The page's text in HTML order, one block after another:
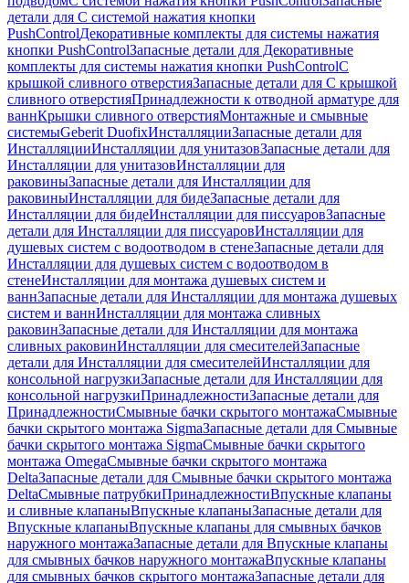
детали для С системой нажатия кнопки
PushControlДекоративные комплекты для системы нажатия
кнопки PushControlЗапасные детали для Декоративные
комплекты для системы нажатия кнопки PushControlС
крышкой сливного отверстияЗапасные детали для С крышкой
сливного отверстияПринадлежности к отводной арматуре для
ваннКрышки сливного отверстияМонтажные и смывные
системыGeberit DuofixИнсталляцииЗапасные детали для
ИнсталляцииИнсталляции для унитазовЗапасные детали для
Инсталляции для унитазовИнсталляции для
раковиныЗапасные детали для Инсталляции для
раковиныИнсталляции для бидеЗапасные детали для
Инсталляции для бидеИнсталляции для писсуаровЗапасные
детали для Инсталляции для писсуаровИнсталляции для
душевых систем с водоотводом в стенеЗапасные детали для
Инсталляции для душевых систем с водоотводом в
стенеИнсталляции для монтажа душевых систем и
ваннЗапасные детали для Инсталляции для монтажа душевых
систем и ваннИнсталляции для монтажа сливных
раковинЗапасные детали для Инсталляции для монтажа
сливных раковинИнсталляции для смесителейЗапасные
детали для Инсталляции для смесителейИнсталляции для
консольной нагрузкиЗапасные детали для Инсталляции для
консольной нагрузкиПринадлежностиЗапасные детали для
ПринадлежностиСмывные бачки скрытого монтажаСмывные
бачки скрытого монтажа SigmaЗапасные детали для Смывные
бачки скрытого монтажа SigmaСмывные бачки скрытого
монтажа OmegaСмывные бачки скрытого монтажа
DeltaЗапасные детали для Смывные бачки скрытого монтажа
DeltaСмывные патрубкиПринадлежностиВпускные клапаны
и сливные клапаныВпускные клапаныЗапасные детали для
Впускные клапаныВпускные клапаны для смывных бачков
наружного монтажаЗапасные детали для Впускные клапаны
для смывных бачков наружного монтажаВпускные клапаны
для смывных бачков скрытого монтажаЗапасные детали для